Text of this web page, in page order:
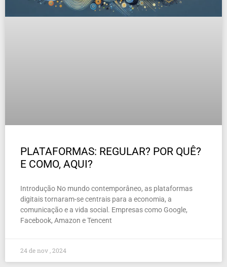
PLATAFORMAS: REGULAR? POR QUÊ?
E COMO, AQUI?
Introdução No mundo contemporâneo, as plataformas
digitais tornaram-se centrais para a economia, a
comunicação e a vida social. Empresas como Google,
Facebook, Amazon e Tencent
24 de nov , 2024